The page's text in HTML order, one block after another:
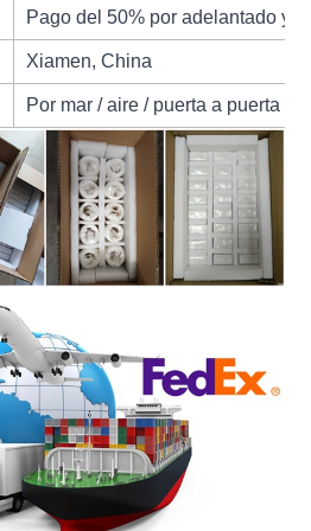
Pago del 50% por adelantado y
Xiamen, China
Por mar / aire / puerta a puerta